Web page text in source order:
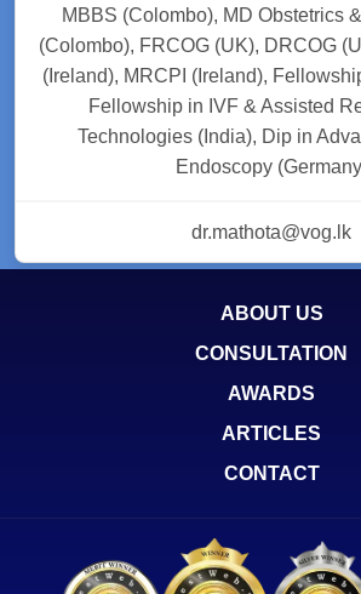
MBBS (Colombo), MD Obstetrics
(Colombo), FRCOG (UK), DRCOG
(Ireland), MRCPI (Ireland),
Fellowship in IVF & Assisted
Technologies (India), Dip in
Endoscopy
dr.mathota@vog.lk
ABOUT US
CONSULTATION
AWARDS
ARTICLES
CONTACT